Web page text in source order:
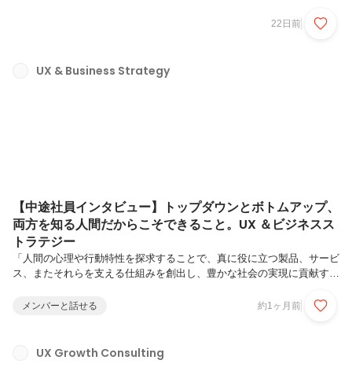
します。AIの華やかな最先端を走る仕事をしているように見える淺野さ
の哲学として興味深い内容です。ぜひ、ご覧ください。淺野 恵介（あ
さの けいすけ） / UXインテリジェンス事業本部/コンサルティング営業
22日前
UX & Business Strategy
【中途社員インタビュー】トップダウンとボトムアップ、
両方を知る人間だからこそできること。UX ＆ビジネスス
トラテジー
「人間の心理や行動特性を探求することで、真に役に立つ製品、サービ
ス、またそれらを支える仕組みを創出し、豊かな社会の実現に貢献す
るコンサルタントは、ビービットが強みとするUXケイパビリティに基
は、UX ＆ビジネスストラテジーにてコンサルタントとして活躍する木
倉 悠太朗さんをご紹介します。木倉 悠太朗（きくら ゆうたろう）/ UX
メンバーと話せる 約1ヶ月前
UX Growth Consulting